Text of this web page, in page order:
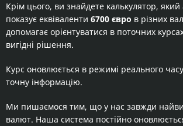
Крім цього, ви знайдете калькулятор,
показує еквіваленти 6700 євро в різних
допомагає орієнтуватися в поточних
вигідні рішення.
Курс оновлюється в режимі реального
точну інформацію.
Ми пишаємося тим, що у нас завжди
валют. Наша система постійно